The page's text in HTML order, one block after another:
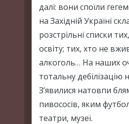
далі: вони споїли
на Західній Україні
розстрільні списки
освіту; тих, хто не
алкоголь… На наших
тотальну дебілізацію
З’явилися натовпи
пивососів, яким
театри, музеї.